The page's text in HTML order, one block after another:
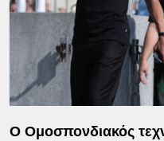
Ο Ομοσπονδιακός